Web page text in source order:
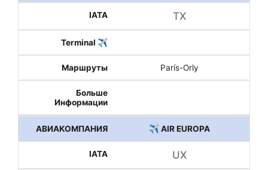
TX
París-Orly
✈️ AIR EUROPA
UX